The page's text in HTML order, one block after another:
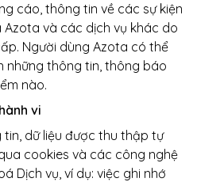
cáo, thông tin về các sự kiện
Azota và các dịch vụ khác do
Người dùng Azota có thể
những thông tin, thông báo
nào.
vi
dữ liệu được thu thập tự
cookies và các công nghệ
Dịch vụ, ví dụ: việc ghi nhớ